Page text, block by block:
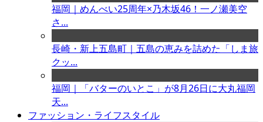
福岡｜めんべい25周年×乃木坂46！一ノ瀬美空
さ...
長崎・新上五島町｜五島の恵みを詰めた「しま旅
クッ...
福岡｜「バターのいとこ」が8月26日に大丸福岡
天...
ファッション・ライフスタイル